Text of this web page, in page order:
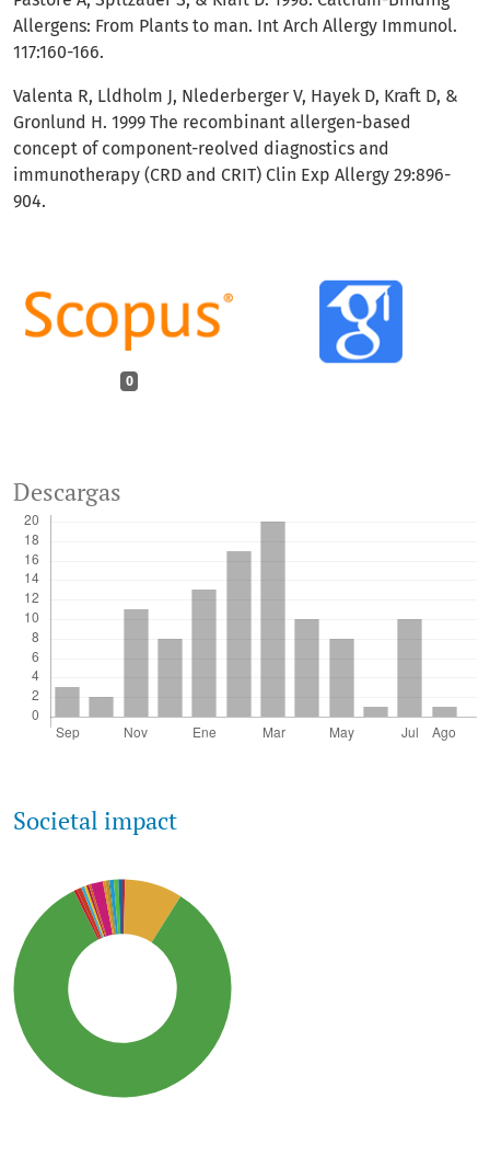
0
Descargas
Societal impact
Allergens: From Plants to man. Int Arch Allergy Immunol.
117:160-166.
Valenta R, Lldholm J, Nlederberger V, Hayek D, Kraft D, &
Gronlund H. 1999 The recombinant allergen-based
concept of component-reolved diagnostics and
immunotherapy (CRD and CRIT) Clin Exp Allergy 29:896-
904.